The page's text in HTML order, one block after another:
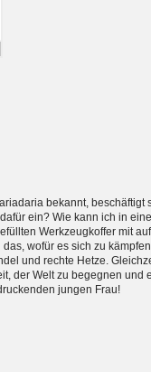
bekannt,
ein? Wie kann ich in
Werkzeugkoffer mit
wofür es sich zu
und rechte Hetze.
der Welt zu begegnen
jungen Frau!